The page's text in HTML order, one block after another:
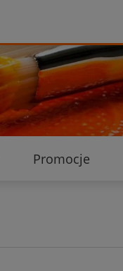
Promocje